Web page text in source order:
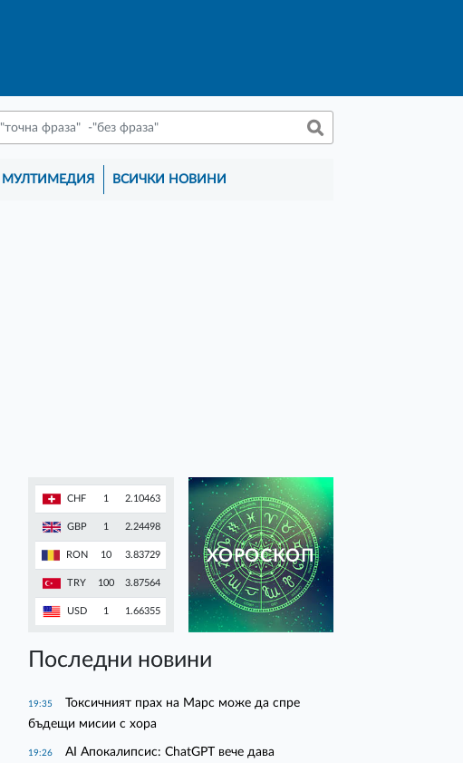
МУЛТИМЕДИЯ ВСИЧКИ НОВИНИ
CHF 1 2.10463
GBP 1 2.24498
RON 10 3.83729
TRY 100 3.87564
USD 1 1.66355
ХОРОСКОП
Последни новини
19:35
Токсичният прах на Марс може да спре
бъдещи мисии с хора
19:26
AI Апокалипсис: ChatGPT вече дава